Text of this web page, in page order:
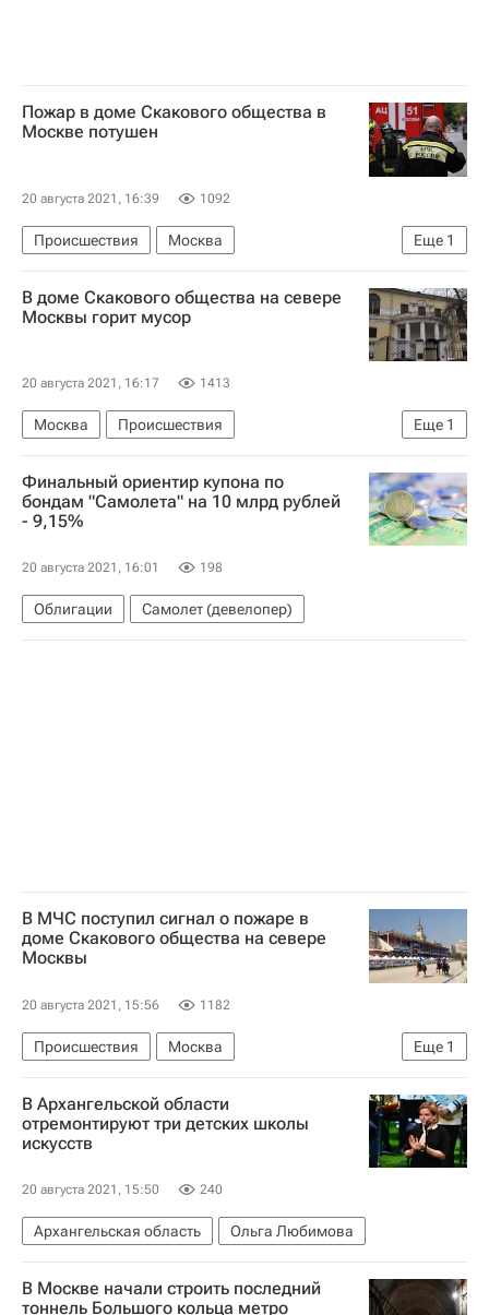
Пожар в доме Скакового общества в
Москве потушен
20 августа 2021, 16:39 1092
Еще 1
Происшествия
Москва
МЧС России (Министерство РФ по делам гражданской обороны, чрезвычайным ситуациям и ликвидации последствий стихийных бедствий)
В доме Скакового общества на севере
Москвы горит мусор
20 августа 2021, 16:17 1413
Еще 1
Москва
Происшествия
МЧС России (Министерство РФ по делам гражданской обороны, чрезвычайным ситуациям и ликвидации последствий стихийных бедствий)
Финальный ориентир купона по
бондам "Самолета" на 10 млрд рублей
- 9,15%
20 августа 2021, 16:01 198
Облигации Самолет (девелопер)
В МЧС поступил сигнал о пожаре в
доме Скакового общества на севере
Москвы
20 августа 2021, 15:56 1182
Еще 1
Происшествия
Москва
МЧС России (Министерство РФ по делам гражданской обороны, чрезвычайным ситуациям и ликвидации последствий стихийных бедствий)
В Архангельской области
отремонтируют три детских школы
искусств
20 августа 2021, 15:50 240
Архангельская область Ольга Любимова
В Москве начали строить последний
тоннель Большого кольца метро